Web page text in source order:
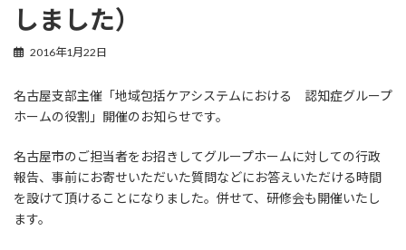
しました）
2016年1月22日
名古屋支部主催「地域包括ケアシステムにおける 認知症グループ
ホームの役割」開催のお知らせです。
名古屋市のご担当者をお招きしてグループホームに対しての行政
報告、事前にお寄せいただいた質問などにお答えいただける時間
を設けて頂けることになりました。併せて、研修会も開催いたし
ます。